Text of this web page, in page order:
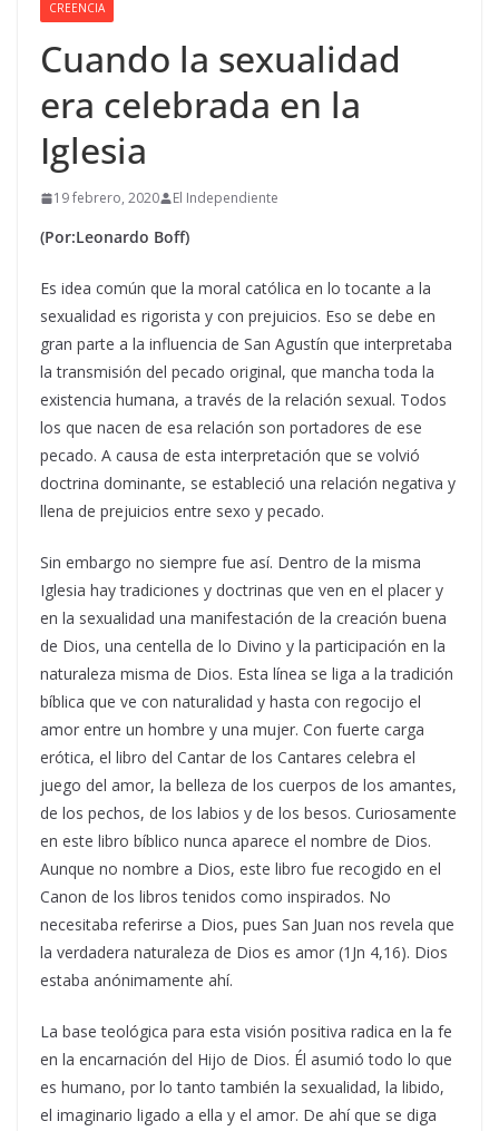
CREENCIA
Cuando la sexualidad
era celebrada en la
Iglesia
19 febrero, 2020 El Independiente
(Por:Leonardo Boff)
Es idea común que la moral católica en lo tocante a la
sexualidad es rigorista y con prejuicios. Eso se debe en
gran parte a la influencia de San Agustín que interpretaba
la transmisión del pecado original, que mancha toda la
existencia humana, a través de la relación sexual. Todos
los que nacen de esa relación son portadores de ese
pecado. A causa de esta interpretación que se volvió
doctrina dominante, se estableció una relación negativa y
llena de prejuicios entre sexo y pecado.
Sin embargo no siempre fue así. Dentro de la misma
Iglesia hay tradiciones y doctrinas que ven en el placer y
en la sexualidad una manifestación de la creación buena
de Dios, una centella de lo Divino y la participación en la
naturaleza misma de Dios. Esta línea se liga a la tradición
bíblica que ve con naturalidad y hasta con regocijo el
amor entre un hombre y una mujer. Con fuerte carga
erótica, el libro del Cantar de los Cantares celebra el
juego del amor, la belleza de los cuerpos de los amantes,
de los pechos, de los labios y de los besos. Curiosamente
en este libro bíblico nunca aparece el nombre de Dios.
Aunque no nombre a Dios, este libro fue recogido en el
Canon de los libros tenidos como inspirados. No
necesitaba referirse a Dios, pues San Juan nos revela que
la verdadera naturaleza de Dios es amor (1Jn 4,16). Dios
estaba anónimamente ahí.
La base teológica para esta visión positiva radica en la fe
en la encarnación del Hijo de Dios. Él asumió todo lo que
es humano, por lo tanto también la sexualidad, la libido,
el imaginario ligado a ella y el amor. De ahí que se diga